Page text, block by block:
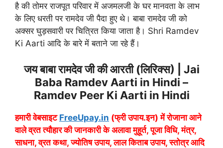
है की तोमर राजपूत परिवार में अजमलजी के घर मानवता के लाभ
के लिए धरती पर रामदेव जी पैदा हुए थे। बाबा रामदेव जी को
अक्सर घुड़सवारी पर चित्रित किया जाता है। Shri Ramdev
Ki Aarti आदि के बारे में बताने जा रहे हैं।
जय बाबा रामदेव जी की आरती (लिरिक्स) | Jai
Baba Ramdev Aarti in Hindi –
Ramdev Peer Ki Aarti in Hindi
हमारी वेबसाइट FreeUpay.in (फ्री उपाय.इन) में रोजाना आने
वाले व्रत त्यौहार की जानकारी के अलावा मुहूर्त, पूजा विधि, मंत्र,
साधना, व्रत कथा, ज्योतिष उपाय, लाल किताब उपाय, स्तोत्र आदि